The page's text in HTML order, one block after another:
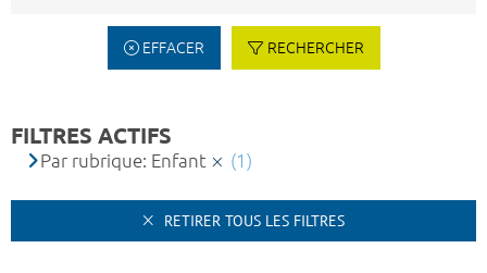
EFFACER RECHERCHER
FILTRES ACTIFS
Par rubrique: Enfant (1)
RETIRER TOUS LES FILTRES